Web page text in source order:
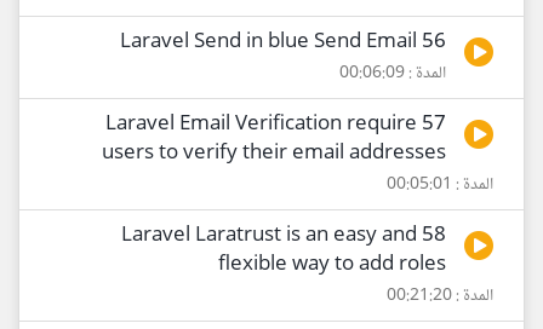
56 Laravel Send in blue Send Email
المدة : 00:06:09
57 Laravel Email Verification require
users to verify their email addresses
المدة : 00:05:01
58 Laravel Laratrust is an easy and
flexible way to add roles
المدة : 00:21:20